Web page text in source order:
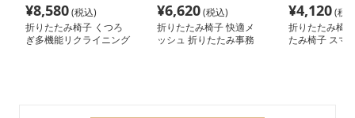
¥8,580(税込)
折りたたみ椅子 くつろ
ぎ多機能リクライニング
¥6,620(税込)
折りたたみ椅子 快適メ
ッシュ 折りたたみ事務
¥4,120(税
折りたたみ椅
たみ椅子 スマ